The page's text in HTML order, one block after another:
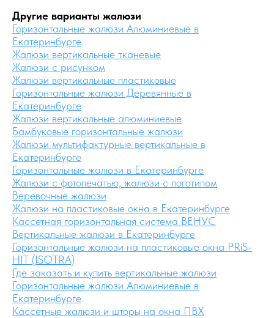
Другие варианты жалюзи
Горизонтальные жалюзи Алюминиевые в
Екатеринбурге
Жалюзи вертикальные тканевые
Жалюзи с рисунком
Жалюзи вертикальные пластиковые
Горизонтальные жалюзи Деревянные в
Екатеринбурге
Жалюзи вертикальные алюминиевые
Бамбуковые горизонтальные жалюзи
Жалюзи мультифактурные вертикальные в
Екатеринбурге
Горизонтальные жалюзи в Екатеринбурге
Жалюзи с фотопечатью, жалюзи с логотипом
Веревочные жалюзи
Жалюзи на пластиковые окна в Екатеринбурге
Кассетная горизонтальная система ВЕНУС
Вертикальные жалюзи в Екатеринбурге
Горизонтальные жалюзи на пластиковые окна PRiS-
HIT (ISOTRA)
Где заказать и купить вертикальные жалюзи
Горизонтальные жалюзи Алюминиевые в
Екатеринбурге
Кассетные жалюзи и шторы на окна ПВХ